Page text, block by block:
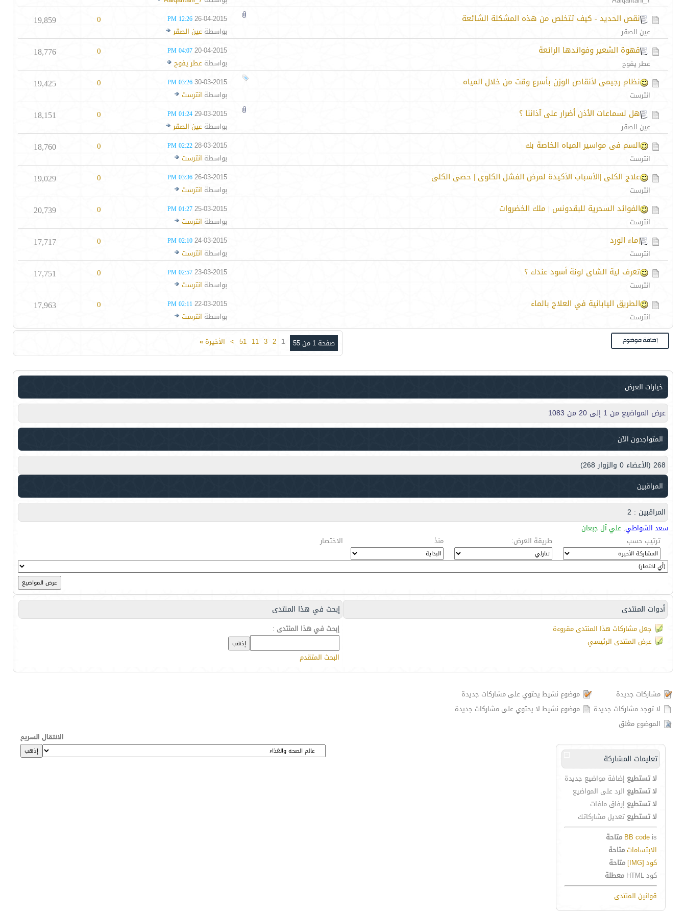
نقص الحديد - كيف تتخلص من هذه المشكلة الشائعة
عين الصقر
26-04-2015
12:26 PM
بواسطةعين الصقر
0
19,859
قهوة الشعير وفوائدها الرائعة
عطر يفوح
20-04-2015
04:07 PM
بواسطةعطر يفوح
0
18,776
نظام رجيمى لأنقاص الوزن بأسرع وقت من خلال المياه
انترست
30-03-2015
03:26 PM
بواسطة انترست
0
19,425
هل لسماعات الأذن أضرار على آذاننا ؟
عين الصقر
29-03-2015
01:24 PM
بواسطةعين الصقر
0
18,151
السم فى مواسير المياه الخاصة بك
انترست
28-03-2015
02:22 PM
بواسطة انترست
0
18,760
علاج الكلى |الأسباب الأكيدة لمرض الفشل الكلوى | حصى الكلى
انترست
26-03-2015
03:36 PM
بواسطة انترست
0
19,029
الفوائد السحرية للبقدونس | ملك الخضروات
انترست
25-03-2015
01:27 PM
بواسطة انترست
0
20,739
|ماء الورد
انترست
24-03-2015
02:10 PM
بواسطة انترست
0
17,717
تعرف لية الشاى لونة أسود عندك ؟
انترست
23-03-2015
02:57 PM
بواسطة انترست
0
17,751
الطريق اليابانية في العلاج بالماء
انترست
22-03-2015
02:11 PM
بواسطة انترست
0
17,963
صفحة 1 من 55 1
2
3
11
51
> الأخيرة»
خيارات العرض
عرض المواضيع من 1 إلى 20 من 1083
المتواجدون الآن
268 (الأعضاء 0 والزوار 268)
المراقبين
المراقبين : 2
سعد الشواطي, علي آل جبعان
ترتيب حسب
طريقة العرض: منذ الاختصار
أدوات المنتدى إبحث في هذا المنتدى
جعل مشاركات هذا المنتدى مقروءة
عرض المنتدى الرئيسي
إبحث في هذا المنتدى :
البحث المتقدم
مشاركات جديدة
موضوع نشيط يحتوي على مشاركات جديدة
لا توجد مشاركات جديدة
موضوع نشيط لا يحتوي على مشاركات جديدة
الموضوع مغلق
تعليمات المشاركة
لا تستطيع إضافة مواضيع جديدة
لا تستطيع الرد على المواضيع
لا تستطيع إرفاق ملفات
لا تستطيع تعديل مشاركاتك
BB code is
متاحة
الابتساماتمتاحة
كود [IMG]
متاحة
كود HTML
معطلة
قوانين المنتدى
الانتقال السريع